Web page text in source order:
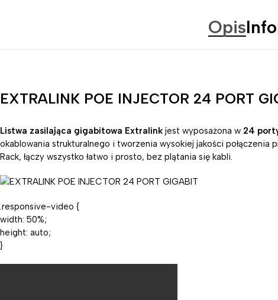
Opis
EXTRALINK POE INJECTOR 24 PORT
Listwa zasilająca gigabitowa Extralink jest wyposażona w 24
okablowania strukturalnego i tworzenia wysokiej jakości
Rack, łączy wszystko łatwo i prosto, bez plątania się kabli.
.responsive-video {
width: 50%;
height: auto;
}